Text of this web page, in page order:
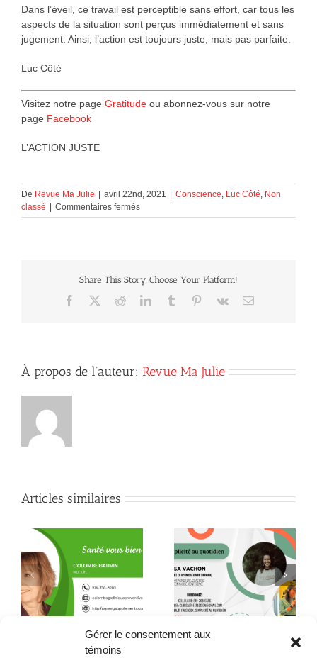
Gérer le consentement aux
témoins
Dans l’éveil, ce travail est perceptible sans effort, car tous les
aspects de la situation sont perçus immédiatement et sans
jugement. Ainsi, l’action est toujours juste, mais pas parfaite.
Luc Côté
Visitez notre page Gratitudeou abonnez-vous sur notre
page Facebook
L’ACTION JUSTE
De Revue Ma Julie | avril 22nd, 2021 | Conscience, Luc Côté, Non
classé | Commentaires ferméssur
L’ACTION
Share This Story, Choose Your Platform!
Facebook RedditLinkedInTumblr Pinterest
Vk Courriel
À propos de l’auteur: Revue Ma Julie
Articles similaires
Quand la conscience
fait son chemin jusque
dans l’assiette !
Quelques citations de
Neale Donald Walsch